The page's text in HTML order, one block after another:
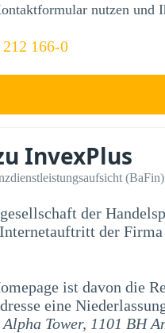
nutzen und
212 166-0
InvexPlus
(BaFin)
der
ist davon die
eine
Tower, 1101 BH